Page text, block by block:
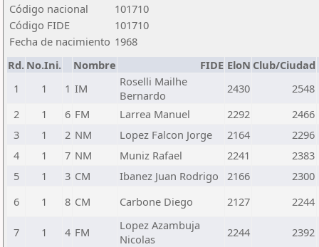
Código nacional
101710
Código FIDE
101710
Fecha de nacimiento 1968
Rd. No.Ini. Nombre FIDE EloN Club/Ciudad
1
1 1 IM
Roselli Mailhe
Bernardo
2430
2548
2
1 6 FM Larrea Manuel 2292
2466
3
1 2 NM Lopez Falcon Jorge 2164
2296
4
1 7 NM Muniz Rafael 2241
2383
5
1 3 CM Ibanez Juan Rodrigo 2166
2300
6
1 8 CM Carbone Diego 2127 2244
7 1 4 FM
Lopez Azambuja
Nicolas
2244 2392